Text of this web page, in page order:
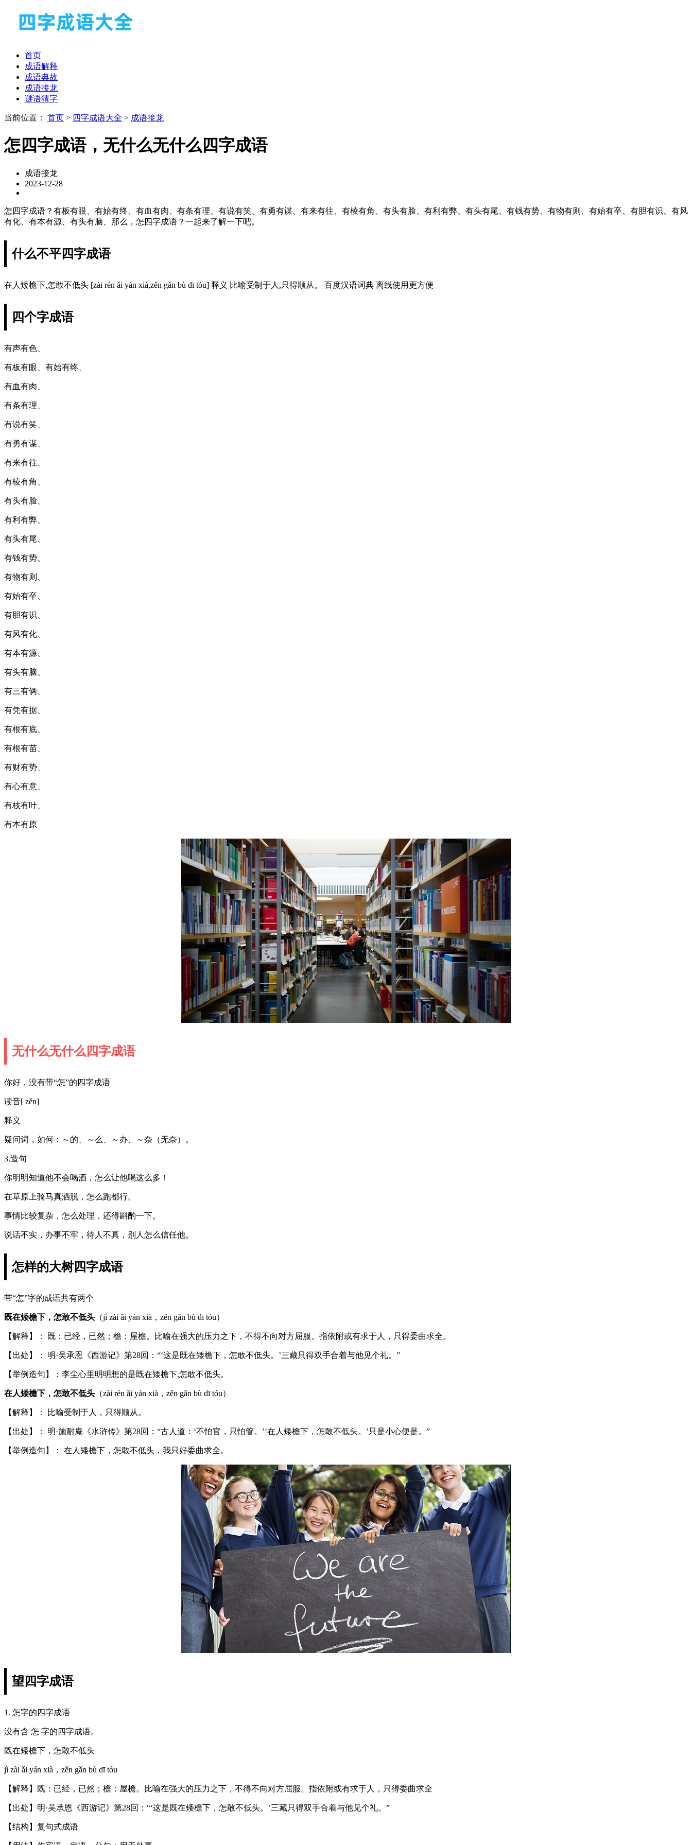
首页
成语解释
成语典故
成语接龙
谜语猜字
当前位置： 首页 > 四字成语大全 > 成语接龙
怎四字成语，无什么无什么四字成语
成语接龙
2023-12-28
怎四字成语？有板有眼、有始有终、有血有肉、有条有理、有说有笑、有勇有谋、有来有往、有棱有角、有头有脸、有利有弊、有头有尾、有钱有势、有物有则、有始有卒、有胆有识、有风
有化、有本有源、有头有脑、那么，怎四字成语？一起来了解一下吧。
什么不平四字成语
在人矮檐下,怎敢不低头 [zài rén ǎi yán xià,zěn gǎn bù dī tóu] 释义 比喻受制于人,只得顺从。 百度汉语词典 离线使用更方便
四个字成语
有声有色、
有板有眼、有始有终、
有血有肉、
有条有理、
有说有笑、
有勇有谋、
有来有往、
有棱有角、
有头有脸、
有利有弊、
有头有尾、
有钱有势、
有物有则、
有始有卒、
有胆有识、
有风有化、
有本有源、
有头有脑、
有三有俩、
有凭有据、
有根有底、
有根有苗、
有财有势、
有心有意、
有枝有叶、
有本有原
无什么无什么四字成语
你好，没有带“怎”的四字成语
读音[ zěn]
释义
疑问词，如何：～的、～么、～办、～奈（无奈）。
3.造句
你明明知道他不会喝酒，怎么让他喝这么多！
在草原上骑马真洒脱，怎么跑都行。
事情比较复杂，怎么处理，还得斟酌一下。
说话不实，办事不牢，待人不真，别人怎么信任他。
怎样的大树四字成语
带“怎”字的成语共有两个
既在矮檐下，怎敢不低头 （jì zài ǎi yán xià，zěn gǎn bù dī tóu）
【解释】： 既：已经，已然；檐：屋檐。比喻在强大的压力之下，不得不向对方屈服。指依附或有求于人，只得委曲求全。
【出处】： 明·吴承恩《西游记》第28回：“‘这是既在矮檐下，怎敢不低头。’三藏只得双手合着与他见个礼。”
【举例造句】：李尘心里明明想的是既在矮檐下,怎敢不低头。
在人矮檐下，怎敢不低头 （zài rén ǎi yán xià，zěn gǎn bù dī tóu）
【解释】： 比喻受制于人，只得顺从。
【出处】： 明·施耐庵《水浒传》第28回：“古人道：‘不怕官，只怕管。’‘在人矮檐下，怎敢不低头。’只是小心便是。”
【举例造句】： 在人矮檐下，怎敢不低头，我只好委曲求全。
望四字成语
1. 怎字的四字成语
没有含 怎 字的四字成语。
既在矮檐下，怎敢不低头
jì zài ǎi yán xià，zěn gǎn bù dī tóu
【解释】既：已经，已然；檐：屋檐。比喻在强大的压力之下，不得不向对方屈服。指依附或有求于人，只得委曲求全
【出处】明·吴承恩《西游记》第28回：“‘这是既在矮檐下，怎敢不低头。’三藏只得双手合着与他见个礼。”
【结构】复句式成语